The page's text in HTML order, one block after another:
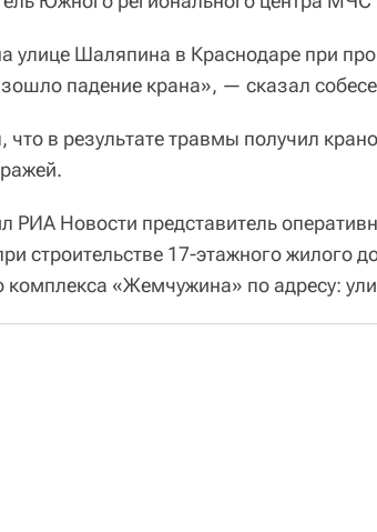
улице Шаляпина в Краснодаре при
падение крана», — сказал
что в результате травмы получил
РИА Новости представитель
строительстве 17-этажного жилого
«Жемчужина» по адресу: